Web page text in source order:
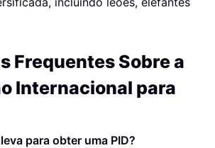
Frequentes Sobre a
Internacional para
para obter uma PID?